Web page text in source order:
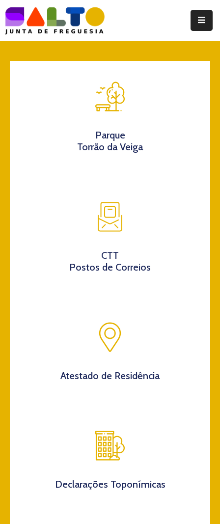
Instituição
Parque
Torrão da Veiga
CTT
Postos de Correios
Atestado de Residência
Declarações Toponímicas